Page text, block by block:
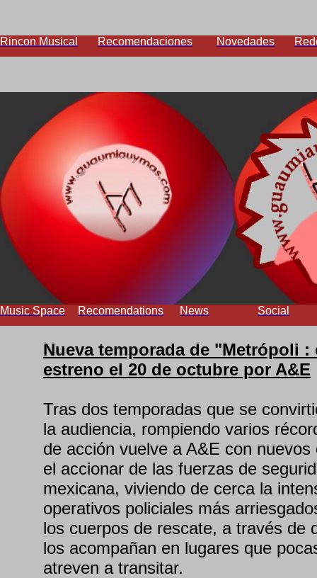
Rincon Musical Recomendaciones Novedades
Music Space Recomendations News Social
Nueva temporada de "Metrópoli
estreno el 20 de octubre por A&E
Tras dos temporadas que se
la audiencia, rompiendo varios
de acción vuelve a A&E con
el accionar de las fuerzas de
mexicana, viviendo de cerca la
operativos policiales más
los cuerpos de rescate, a través de
los acompañan en lugares que
atreven a transitar.